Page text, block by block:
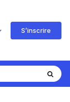
S’inscrire